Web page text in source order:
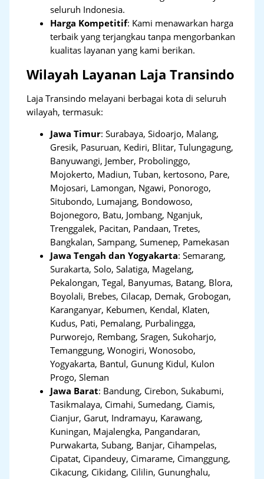
seluruh Indonesia.
Harga Kompetitif: Kami menawarkan harga
terbaik yang terjangkau tanpa mengorbankan
kualitas layanan yang kami berikan.
Wilayah Layanan Laja Transindo
Laja Transindo melayani berbagai kota di seluruh
wilayah, termasuk:
Jawa Timur:Surabaya, Sidoarjo, Malang,
Gresik, Pasuruan, Kediri, Blitar, Tulungagung,
Banyuwangi, Jember, Probolinggo,
Mojokerto, Madiun, Tuban, kertosono, Pare,
Mojosari, Lamongan, Ngawi, Ponorogo,
Situbondo, Lumajang, Bondowoso,
Bojonegoro, Batu, Jombang, Nganjuk,
Trenggalek, Pacitan, Pandaan, Tretes,
Bangkalan, Sampang, Sumenep, Pamekasan
Jawa Tengah dan Yogyakarta:Semarang,
Surakarta, Solo, Salatiga, Magelang,
Pekalongan, Tegal, Banyumas, Batang, Blora,
Boyolali, Brebes, Cilacap, Demak, Grobogan,
Karanganyar, Kebumen, Kendal, Klaten,
Kudus, Pati, Pemalang, Purbalingga,
Purworejo, Rembang, Sragen, Sukoharjo,
Temanggung, Wonogiri, Wonosobo,
Yogyakarta, Bantul, Gunung Kidul, Kulon
Progo, Sleman
Jawa Barat: Bandung, Cirebon, Sukabumi,
Tasikmalaya, Cimahi, Sumedang, Ciamis,
Cianjur, Garut, Indramayu, Karawang,
Kuningan, Majalengka, Pangandaran,
Purwakarta, Subang, Banjar, Cihampelas,
Cipatat, Cipandeuy, Cimarame, Cimanggung,
Cikacung, Cikidang, Cililin, Gununghalu,